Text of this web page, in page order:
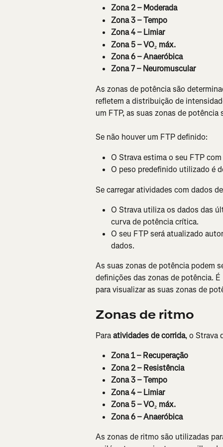
Zona 2 – Moderada
Zona 3 – Tempo
Zona 4 – Limiar
Zona 5 – VO₂ máx.
Zona 6 – Anaeróbica
Zona 7 – Neuromuscular
As zonas de potência são
refletem a distribuição de
um FTP, as suas zonas de
Se não houver um FTP definido:
O Strava estima o seu FTP
O peso predefinido utilizado é
Se carregar atividades com dados
O Strava utiliza os dados das
curva de potência crítica.
O seu FTP será atualizado
dados.
As suas zonas de potência podem
definições das zonas de potência.
para visualizar as suas zonas de
Zonas de ritmo
Para atividades de corrida, o Strava
Zona 1 – Recuperação
Zona 2 – Resistência
Zona 3 – Tempo
Zona 4 – Limiar
Zona 5 – VO₂ máx.
Zona 6 – Anaeróbica
As zonas de ritmo são utilizadas